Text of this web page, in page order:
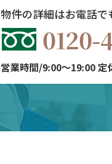
物件の詳細はお電話
0120-
営業時間/9:00～19:00 定